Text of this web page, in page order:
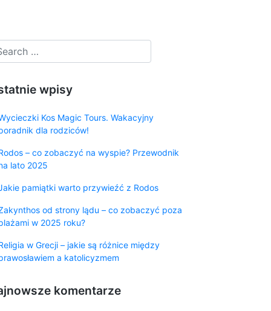
wpisy
Kos Magic Tours. Wakacyjny
dla rodziców!
– co zobaczyć na wyspie? Przewodnik
lato 2025
pamiątki warto przywieźć z Rodos
od strony lądu – co zobaczyć poza
w 2025 roku?
w Grecji – jakie są różnice między
a katolicyzmem
komentarze